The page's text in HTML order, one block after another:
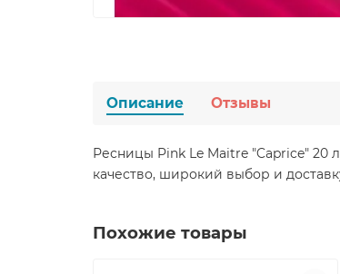
Описание Отзывы
Ресницы Pink Le Maitre "Caprice" 20
качество, широкий выбор и
Похожие товары